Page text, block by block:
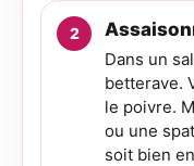
Dans un
betterave.
le poivre.
ou une
soit bien